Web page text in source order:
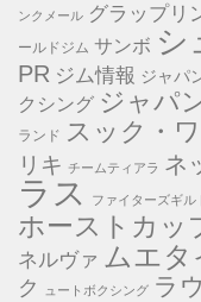
ンクメール グラップリ
ールドジム サンボ シ
PR ジム情報 ジャパ
クシング ジャパ
ランド スック・
リキ チームティアラ ネ
ラス
ファイターズギル
ホーストカッ
ネルヴァ ムエタ
ク
ュートボクシング ラ